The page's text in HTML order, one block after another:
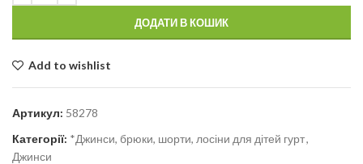
ДОДАТИ В КОШИК
Add to wishlist
Артикул: 58278
Категорії: *Джинси, брюки, шорти, лосіни для дітей гурт,
Джинси